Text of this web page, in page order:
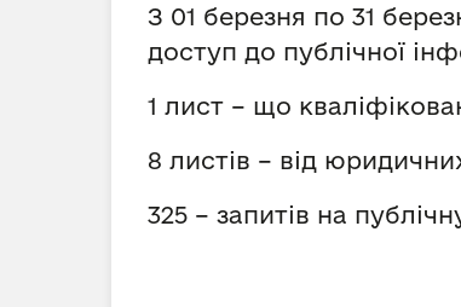
З 01 березня по 31
доступ до публічної
1 лист – що
8 листів – від
325 – запитів на